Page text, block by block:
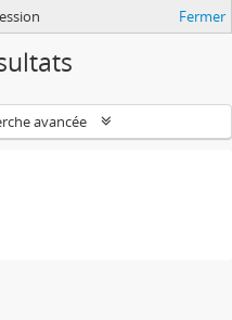
Fermer
avancée